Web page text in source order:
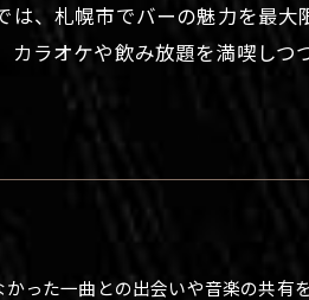
、札幌市でバーの魅力を最
ラオケや飲み放題を満喫し
った一曲との出会いや音楽の共有